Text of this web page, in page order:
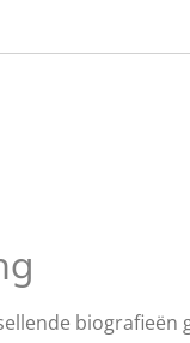
biografieën